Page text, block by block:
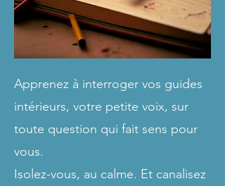
Apprenez à interroger vos guides
intérieurs, votre petite voix, sur
toute question qui fait sens pour
vous.
Isolez-vous, au calme. Et canalisez